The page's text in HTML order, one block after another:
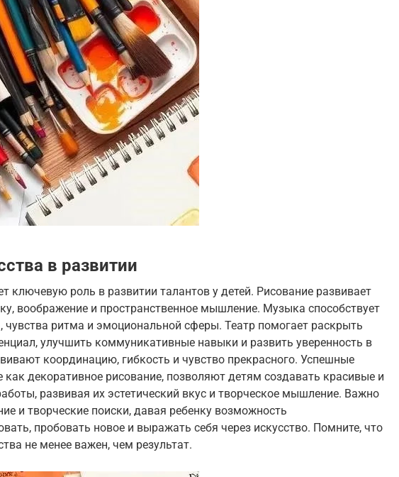
в развитии
ключевую роль в развитии талантов у детей. Рисование развивает
воображение и пространственное мышление. Музыка способствует
чувства ритма и эмоциональной сферы. Театр помогает раскрыть
улучшить коммуникативные навыки и развить уверенность в
координацию, гибкость и чувство прекрасного. Успешные
как декоративное рисование, позволяют детям создавать красивые и
развивая их эстетический вкус и творческое мышление. Важно
и творческие поиски, давая ребенку возможность
пробовать новое и выражать себя через искусство. Помните, что
не менее важен, чем результат.